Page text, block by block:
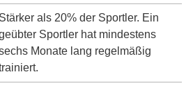
Stärker als 20% der Sportler. Ein
Sportler hat mindestens
Monate lang regelmäßig